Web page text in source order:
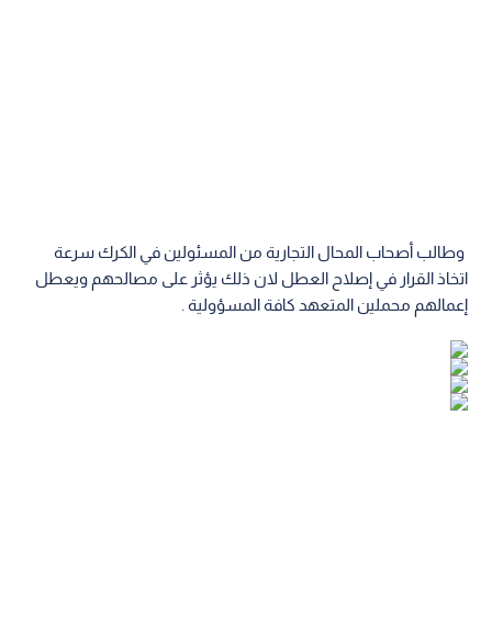
وطالب أصحاب المحال التجارية من المسئولين في الكرك سرعة
اتخاذ القرار في إصلاح العطل لان ذلك يؤثر على مصالحهم ويعطل
إعمالهم محملين المتعهد كافة المسؤولية .